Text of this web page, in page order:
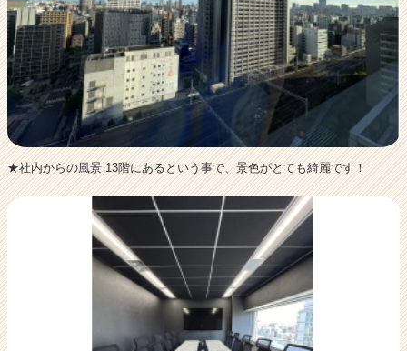
★社内からの風景 13階にあるという事で、景色がとても綺麗です！